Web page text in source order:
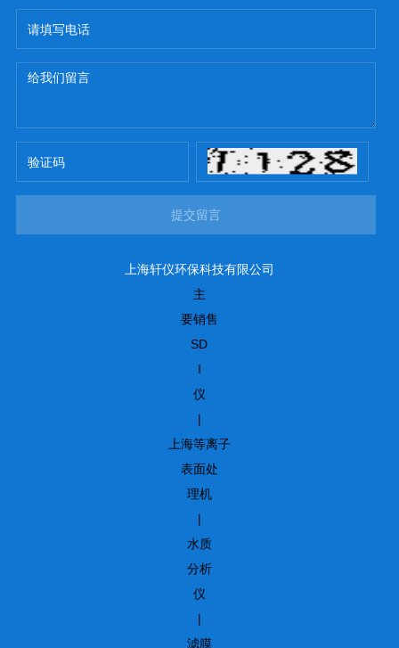
提交留言
上海轩仪环保科技有限公司
主
要销售
SD
I
仪
|
上海等离子
表面处
理机
|
水质
分析
仪
|
滤膜